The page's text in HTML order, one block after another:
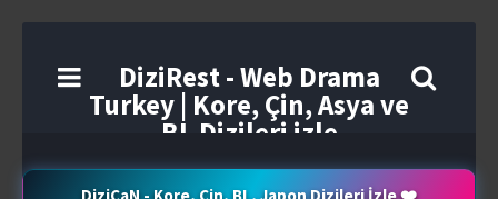
DiziRest - Web Drama
Turkey | Kore, Çin, Asya ve
BL Dizileri izle